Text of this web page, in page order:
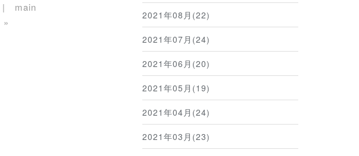
main
»
2021年08月(22)
2021年07月(24)
2021年06月(20)
2021年05月(19)
2021年04月(24)
2021年03月(23)